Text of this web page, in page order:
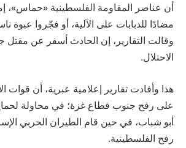
أن عناصر المقاومة الفلسطينية «حماس»،
مضادًا للدبابات على الآلية، أو فجّروا عبوة
وقالت التقارير، إن الحادث أسفر عن
الاحتلال.
هذا وأفادت تقارير إعلامية عبرية، أن قوات
على رفح جنوب قطاع غزة؛ في محاولة
أبو شباب، في حين قام الطيران الحربي
رفح الفلسطينية.